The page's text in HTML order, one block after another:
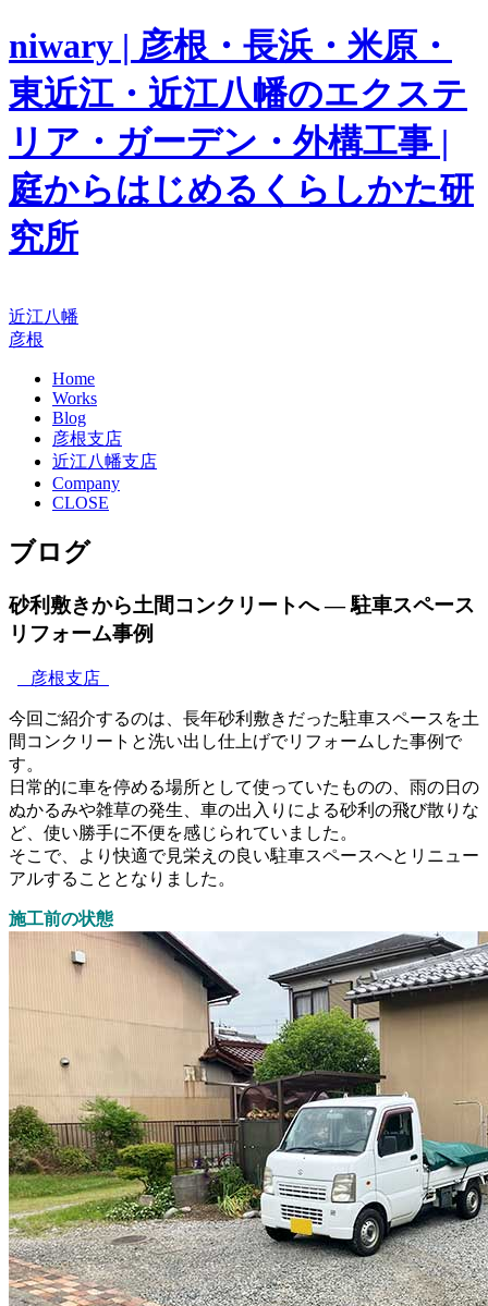
niwary | 彦根・長浜・米原・
東近江・近江八幡のエクステ
リア・ガーデン・外構工事 |
庭からはじめるくらしかた研
究所
近江八幡
彦根
Home
Works
Blog
彦根支店
近江八幡支店
Company
CLOSE
ブログ
砂利敷きから土間コンクリートへ ― 駐車スペース
リフォーム事例
彦根支店
今回ご紹介するのは、長年砂利敷きだった駐車スペースを土
間コンクリートと洗い出し仕上げでリフォームした事例で
す。
日常的に車を停める場所として使っていたものの、雨の日の
ぬかるみや雑草の発生、車の出入りによる砂利の飛び散りな
ど、使い勝手に不便を感じられていました。
そこで、より快適で見栄えの良い駐車スペースへとリニュー
アルすることとなりました。
施工前の状態